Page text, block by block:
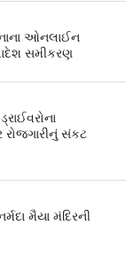
ઓનલાઈન
સમીકરણ
રોજગારીનું સંકટ
મૈયા મંદિરની